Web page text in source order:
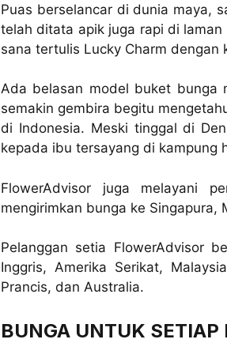
Puas berselancar di dunia maya,
telah ditata apik juga rapi di
sana tertulis Lucky Charm dengan
Ada belasan model buket bunga
semakin gembira begitu
di Indonesia. Meski tinggal di
kepada ibu tersayang di kampung
FlowerAdvisor juga melayani
mengirimkan bunga ke Singapura,
Pelanggan setia FlowerAdvisor
Inggris, Amerika Serikat,
Prancis, dan Australia.
BUNGA UNTUK SETIAP